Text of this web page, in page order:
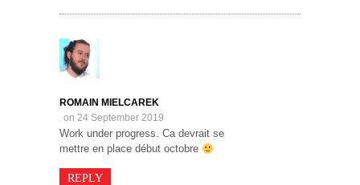
ROMAIN MIELCAREK
on 24 September 2019
Work under progress. Ca devrait se
mettre en place début octobre
REPLY